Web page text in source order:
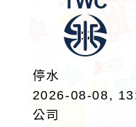
停水
2026-08-08,
公司